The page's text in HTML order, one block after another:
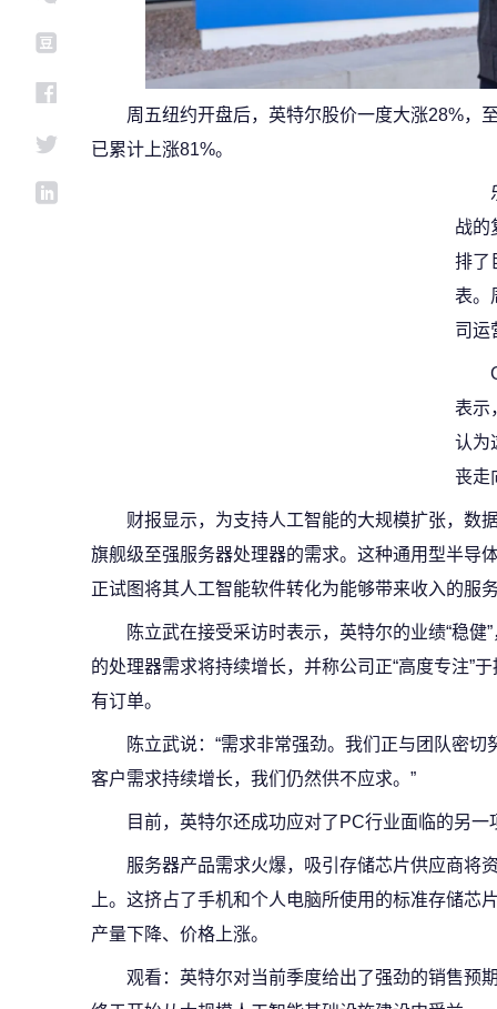
周五纽约开盘后，英特尔股价一度大涨28%，
已累计上涨81%。
战的
排了
表。
司运
表示
认为
丧走
财报显示，为支持人工智能的大规模扩张，数
旗舰级至强服务器处理器的需求。这种通用型半导
正试图将其人工智能软件转化为能够带来收入的服
陈立武在接受采访时表示，英特尔的业绩“稳
的处理器需求将持续增长，并称公司正“高度专注”
有订单。
陈立武说：“需求非常强劲。我们正与团队密
客户需求持续增长，我们仍然供不应求。”
目前，英特尔还成功应对了PC行业面临的另
服务器产品需求火爆，吸引存储芯片供应商将
上。这挤占了手机和个人电脑所使用的标准存储芯
产量下降、价格上涨。
观看：英特尔对当前季度给出了强劲的销售预